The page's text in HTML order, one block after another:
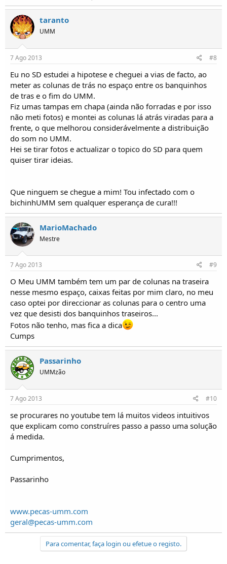
taranto
UMM
7 Ago 2013 #8
Eu no SD estudei a hipotese e cheguei a vias de facto, ao
meter as colunas de trás no espaço entre os banquinhos
de tras e o fim do UMM.
Fiz umas tampas em chapa (ainda não forradas e por isso
não meti fotos) e montei as colunas lá atrás viradas para a
frente, o que melhorou considerávelmente a distribuição
do som no UMM.
Hei se tirar fotos e actualizar o topico do SD para quem
quiser tirar ideias.
Que ninguem se chegue a mim! Tou infectado com o
bichinhUMM sem qualquer esperança de cura!!!
MarioMachado
Mestre
7 Ago 2013 #9
O Meu UMM também tem um par de colunas na traseira
nesse mesmo espaço, caixas feitas por mim claro, no meu
caso optei por direccionar as colunas para o centro uma
vez que desisti dos banquinhos traseiros...
Fotos não tenho, mas fica a dica
Cumps
Passarinho
UMMzão
7 Ago 2013 #10
se procurares no youtube tem lá muitos videos intuitivos
que explicam como construíres passo a passo uma solução
á medida.
Cumprimentos,
Passarinho
www.pecas-umm.com
geral@pecas-umm.com
Para comentar, faça login ou efetue o registo.